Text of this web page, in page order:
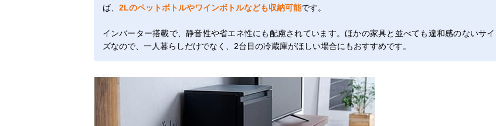
ば、 2Lのペットボトルやワインボトルなども収納可能です。
インバーター搭載で、静音性や省エネ性にも配慮されています。ほかの家具と並べても違和感のないサイ
ズなので、一人暮らしだけでなく、2台目の冷蔵庫がほしい場合にもおすすめです。